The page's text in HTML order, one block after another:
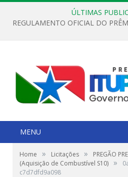
ÚLTIMAS
MENU
Home » Licitações »
PREGÃO
(Aquisição de Combustível S10) »
c7d7dfd9a098